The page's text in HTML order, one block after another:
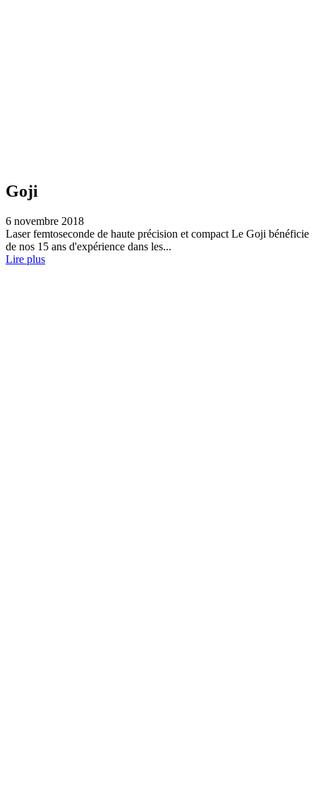
Goji
6 novembre 2018
Laser femtoseconde de haute précision et compact Le Goji bénéficie
de nos 15 ans d'expérience dans les...
Lire plus